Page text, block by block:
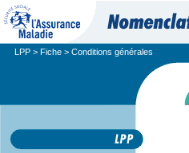
LPP > Fiche > Conditions générales